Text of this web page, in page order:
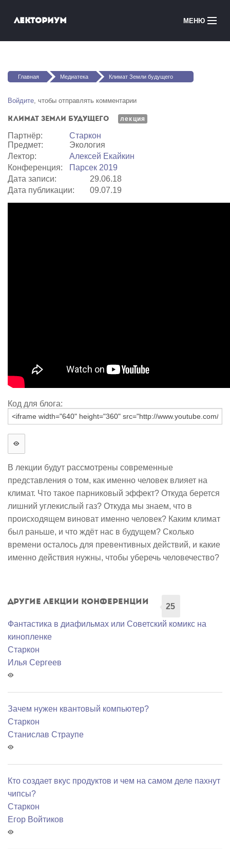
Лекториум МЕНЮ
Медиатека
Вы здесь
Главная Медиатека Климат Земли будущего
Войдите, чтобы отправлять комментарии
Климат Земли будущего лекция
Партнёр:
Старкон
Предмет:
Экология
Лектор:
Алексей Екайкин
Конференция:
Парсек 2019
Дата записи:
29.06.18
Дата публикации:
09.07.19
Код для блога:
В лекции будут рассмотрены современные
представления о том, как именно человек влияет на
климат. Что такое парниковый эффект? Откуда берется
лишний углекислый газ? Откуда мы знаем, что в
происходящем виноват именно человек? Каким климат
был раньше, и что ждёт нас в будущем? Сколько
времени осталось для превентивных действий, и какие
именно действия нужны, чтобы уберечь человечество?
Другие лекции конференции
25
Фантастика в диафильмах или Советский комикс на
кинопленке
Старкон
Илья Сергеев
Зачем нужен квантовый компьютер?
Старкон
Станислав Страупе
Кто создает вкус продуктов и чем на самом деле пахнут
чипсы?
Старкон
Егор Войтиков